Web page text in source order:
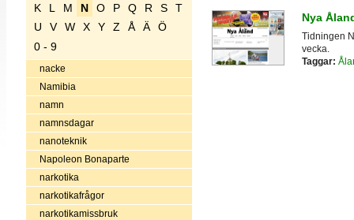
K
L M N O P Q R S
T
U
V W X Y Z Å Ä
Ö
0 - 9
nacke
Namibia
namn
namnsdagar
nanoteknik
Napoleon Bonaparte
narkotika
narkotikafrågor
narkotikamissbruk
Nya
Tidningen
vecka.
Taggar: